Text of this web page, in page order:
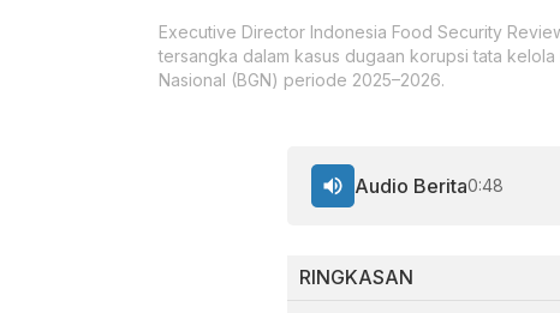
Executive Director Indonesia Food Security
tersangka dalam kasus dugaan korupsi tata
Nasional (BGN) periode 2025–2026.
RINGKASAN
Audio Berita0:48